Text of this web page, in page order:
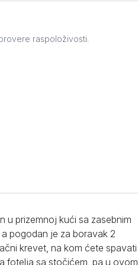
raspoloživosti.
u prizemnoj kući sa zasebnim
pogodan je za boravak 2
krevet, na kom ćete spavati
fotelja sa stočićem, pa u ovom